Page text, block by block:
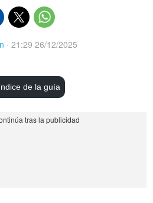
· 21:29 26/12/2025
de la guía